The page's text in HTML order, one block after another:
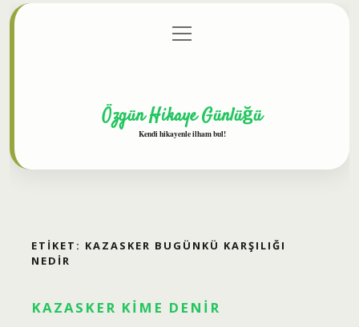
Gizlilik Politikası
menüyü
aç
Özgün Hikaye Günlüğü
Kendi hikayenle ilham bul!
ETIKET: KAZASKER BUGÜNKÜ KARŞILIĞI
NEDIR
KAZASKER KIME DENIR